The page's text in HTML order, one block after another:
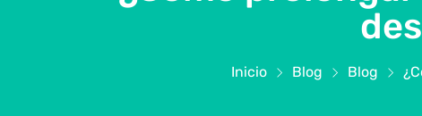
Inicio Blog Blog